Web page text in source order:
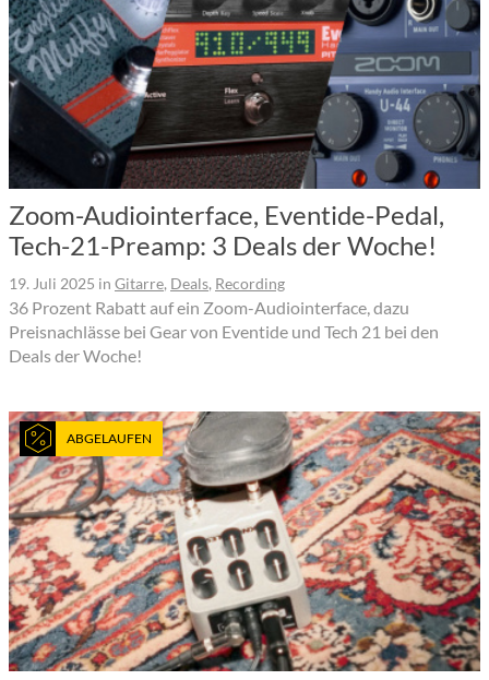
Zoom-Audiointerface, Eventide-Pedal,
Tech-21-Preamp: 3 Deals der Woche!
19. Juli 2025 in Gitarre, Deals, Recording
36 Prozent Rabatt auf ein Zoom-Audiointerface, dazu
Preisnachlässe bei Gear von Eventide und Tech 21 bei den
Deals der Woche!
ABGELAUFEN